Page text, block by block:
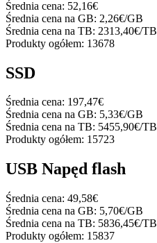
Średnia cena: 52,16€
Średnia cena na GB: 2,26€/GB
Średnia cena na TB: 2313,40€/TB
Produkty ogółem: 13678
SSD
Średnia cena: 197,47€
Średnia cena na GB: 5,33€/GB
Średnia cena na TB: 5455,90€/TB
Produkty ogółem: 15723
USB Napęd flash
Średnia cena: 49,58€
Średnia cena na GB: 5,70€/GB
Średnia cena na TB: 5836,45€/TB
Produkty ogółem: 15837